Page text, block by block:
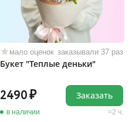
мало оценок заказывали 37 раз
Букет "Теплые деньки"
2490
в наличии 2 ч.
Заказать